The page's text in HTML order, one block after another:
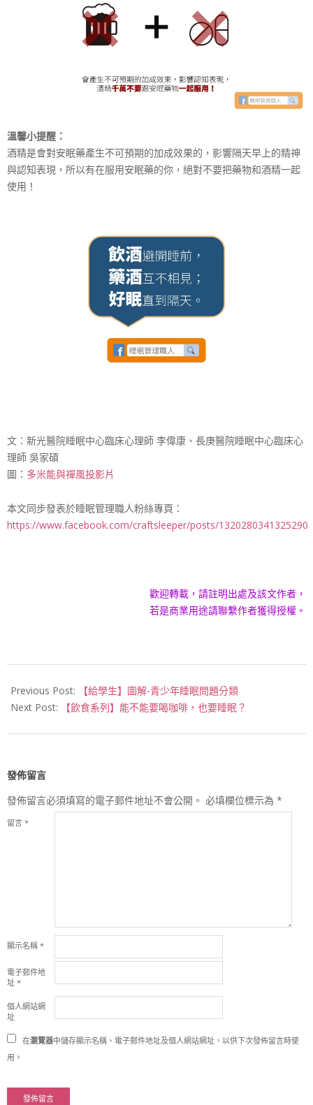
溫馨小提醒：
酒精是會對安眠藥產生不可預期的加成效果的，影響隔天早上的精神
與認知表現，所以有在服用安眠藥的你，絕對不要把藥物和酒精一起
使用！
文：新光醫院睡眠中心臨床心理師 李偉康、長庚醫院睡眠中心臨床心
理師 吳家碩
圖： 多米能與禪風投影片
本文同步發表於睡眠管理職人粉絲專頁：
https://www.facebook.com/craftsleeper/posts/1320280341325290
歡迎轉載，請註明出處及該文作者，
若是商業用途請聯繫作者獲得授權。
12-
31
Previous Post:
【給學生】圖解-青少年睡眠問題分類
Next Post:
【飲食系列】能不能要喝咖啡，也要睡眠？
發佈留言
發佈留言必須填寫的電子郵件地址不會公開。 必填欄位標示為 *
留言 *
顯示名稱 *
電子郵件地
址 *
個人網站網
址
在瀏覽器中儲存顯示名稱、電子郵件地址及個人網站網址，以供下次發佈留言時使
用。